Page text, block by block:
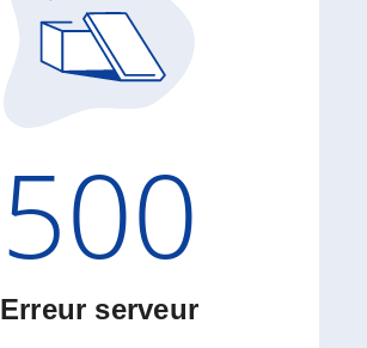
Code
500
Erreur serveur